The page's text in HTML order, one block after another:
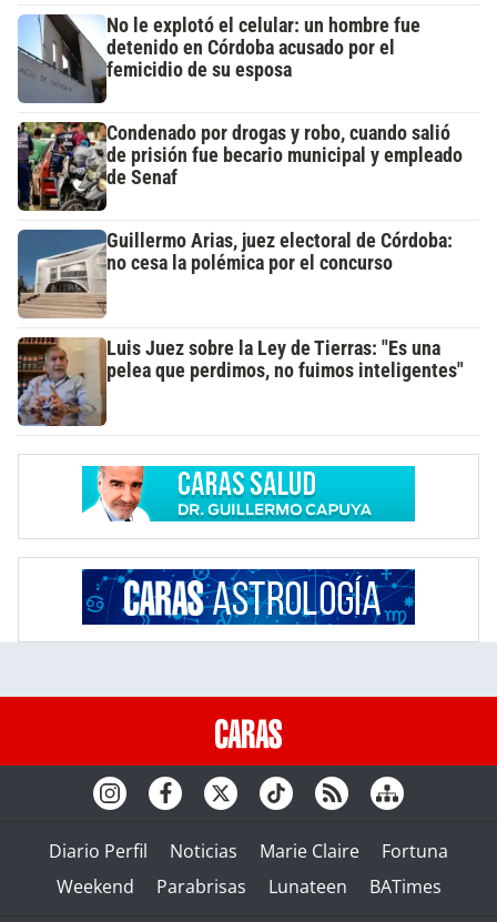
No le explotó el celular: un hombre fue
detenido en Córdoba acusado por el
femicidio de su esposa
Condenado por drogas y robo, cuando salió
de prisión fue becario municipal y empleado
de Senaf
Guillermo Arias, juez electoral de Córdoba:
no cesa la polémica por el concurso
Luis Juez sobre la Ley de Tierras: "Es una
pelea que perdimos, no fuimos inteligentes"
Diario Perfil Noticias Marie Claire
Fortuna
Weekend
Parabrisas Lunateen BATimes